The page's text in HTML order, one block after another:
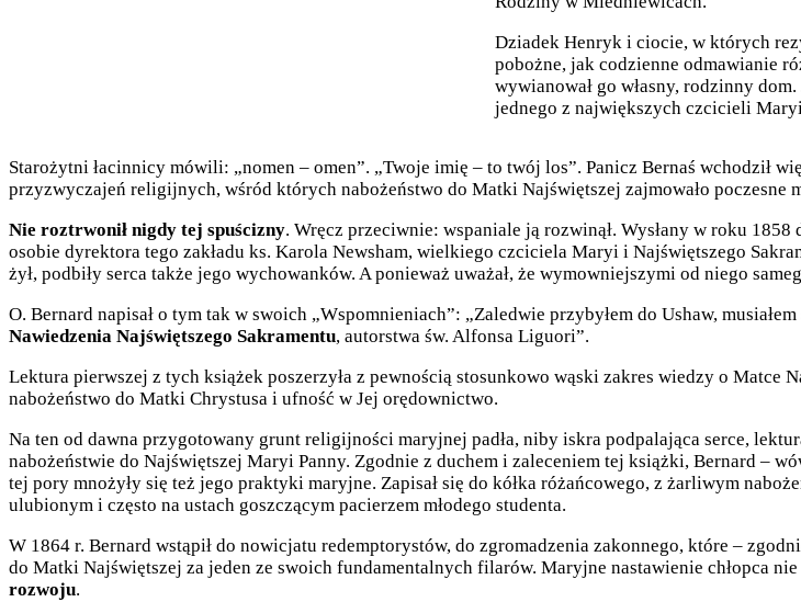
Dziadek Henryk i ciocie, w których
pobożne, jak codzienne odmawianie
wywianował go własny, rodzinny
jednego z największych czcicieli
Starożytni łacinnicy mówili: „nomen – omen”. „Twoje imię – to twój los”. Panicz Bernaś wchodził
przyzwyczajeń religijnych, wśród których nabożeństwo do Matki Najświętszej zajmowało poczesne
Nie roztrwonił nigdy tej spuścizny. Wręcz przeciwnie: wspaniale ją rozwinął. Wysłany w roku
osobie dyrektora tego zakładu ks. Karola Newsham, wielkiego czciciela Maryi i Najświętszego
żył, podbiły serca także jego wychowanków. A ponieważ uważał, że wymowniejszymi od niego
O. Bernard napisał o tym tak w swoich „Wspomnieniach”: „Zaledwie przybyłem do Ushaw,
Nawiedzenia Najświętszego Sakramentu, autorstwa św. Alfonsa Liguori”.
Lektura pierwszej z tych książek poszerzyła z pewnością stosunkowo wąski zakres wiedzy o Matce
nabożeństwo do Matki Chrystusa i ufność w Jej orędownictwo.
Na ten od dawna przygotowany grunt religijności maryjnej padła, niby iskra podpalająca serce,
nabożeństwie do Najświętszej Maryi Panny. Zgodnie z duchem i zaleceniem tej książki, Bernard –
tej pory mnożyły się też jego praktyki maryjne. Zapisał się do kółka różańcowego, z żarliwym
ulubionym i często na ustach goszczącym pacierzem młodego studenta.
W 1864 r. Bernard wstąpił do nowicjatu redemptorystów, do zgromadzenia zakonnego, które –
do Matki Najświętszej za jeden ze swoich fundamentalnych filarów. Maryjne nastawienie chłopca
rozwoju.